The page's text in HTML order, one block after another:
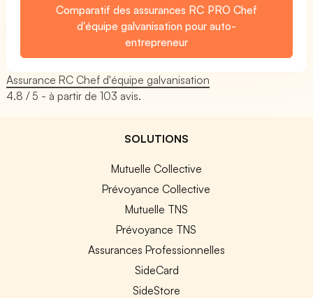
Comparatif des assurances RC PRO Chef
d'équipe galvanisation pour auto-
entrepreneur
Assurance RC Chef d'équipe galvanisation
4.8 / 5 - à partir de103 avis.
SOLUTIONS
Mutuelle Collective
Prévoyance Collective
Mutuelle TNS
Prévoyance TNS
Assurances Professionnelles
SideCard
SideStore